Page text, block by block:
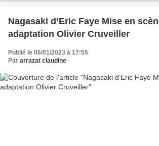
Nagasaki d’Eric Faye Mise en scène et
adaptation Olivier Cruveiller
Publié le 06/01/2023 à 17:55
Par arrazat claudine